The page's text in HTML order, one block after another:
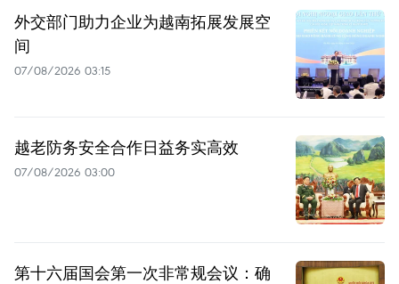
外交部门助力企业为越南拓展发展空
间
07/08/2026 03:15
越老防务安全合作日益务实高效
07/08/2026 03:00
第十六届国会第一次非常规会议：确